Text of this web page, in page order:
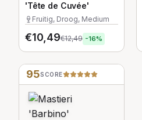
'Tête de Cuvée'
Fruitig, Droog, Medium
€10,49€12,49 -16%
95SCORE